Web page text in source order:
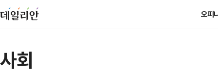
오피
사회